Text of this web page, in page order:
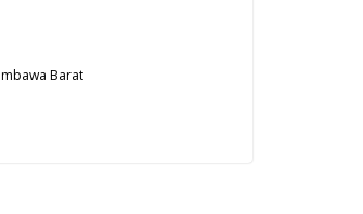
Barat